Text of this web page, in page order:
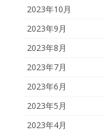
2023年10月
2023年9月
2023年8月
2023年7月
2023年6月
2023年5月
2023年4月